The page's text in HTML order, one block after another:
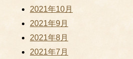
2021年10月
2021年9月
2021年8月
2021年7月